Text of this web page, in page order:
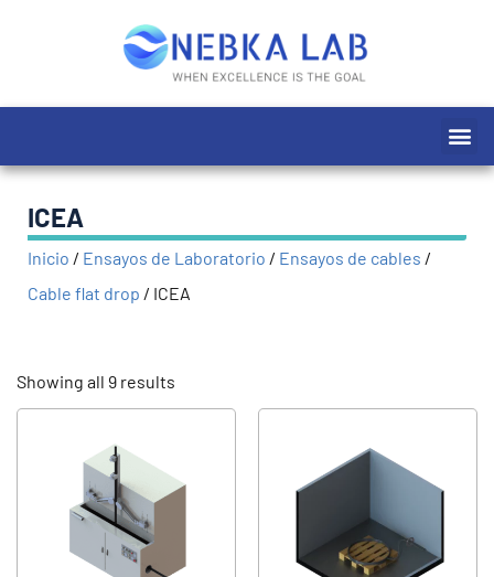
ICEA
Inicio / Ensayos de Laboratorio / Ensayos de cables /
Cable flat drop / ICEA
Showing all 9 results